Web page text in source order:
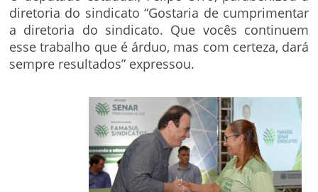
diretoria do sindicato “Gostaria de cumprimentar
a diretoria do sindicato. Que vocês continuem
esse trabalho que é árduo, mas com certeza, dará
sempre resultados” expressou.